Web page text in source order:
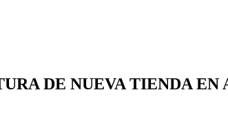
DE NUEVA TIENDA EN